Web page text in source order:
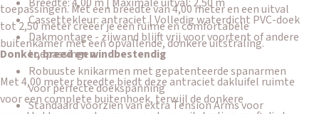
toepassingen. Met een breedte van 4,00 meter en een uitval
tot 2,50 meter creëer je een ruime en comfortabele
buitenkamer met een opvallende, donkere uitstraling.
Cassettekleur: antraciet | Volledig waterdicht PVC-doek
Dakmontage - zijwand blijft vrij voor voortent of andere
toepassingen
Robuuste knikarmen met gepatenteerde spanarmen
voor perfecte doekspanning
Standaard voorzien van extra Tension Arms voor
Donker, breed en windbestendig
Met 4,00 meter breedte biedt deze antraciet dakluifel ruimte
voor een complete buitenhoek, terwijl de donkere